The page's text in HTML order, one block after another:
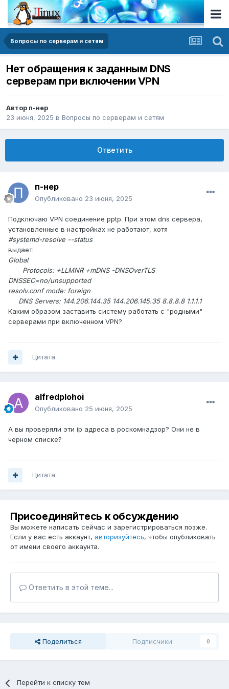
Вопросы по серверам и сетям
Нет обращения к заданным DNS
серверам при включении VPN
Автор п-нер
23 июня, 2025 в Вопросы по серверам и сетям
Ответить
п-нер
Опубликовано 23 июня, 2025
Подключаю VPN соединение pptp. При этом dns сервера,
установленные в настройках не работают, хотя
#systemd-resolve --status
выдает:
Global
Protocols: +LLMNR +mDNS -DNSOverTLS
DNSSEC=no/unsupported
resolv.conf mode: foreign
DNS Servers: 144.206.144.35 144.206.145.35 8.8.8.8 1.1.1.1
Каким образом заставить систему работать с "родными"
серверами при включенном VPN?
Цитата
alfredplohoi
Опубликовано 25 июня, 2025
А вы проверяли эти ip адреса в роскомнадзор? Они не в
черном списке?
Цитата
Присоединяйтесь к обсуждению
Вы можете написать сейчас и зарегистрироваться позже.
Если у вас есть аккаунт, авторизуйтесь, чтобы опубликовать
от имени своего аккаунта.
Ответить в этой теме...
Поделиться Подписчики 0
Перейти к списку тем